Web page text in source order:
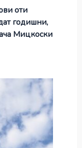
оти
годишни,
Мицкоски